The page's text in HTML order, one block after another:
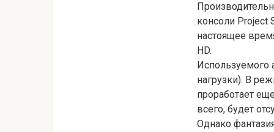
консоли Project
настоящее
HD.
Используемого
нагрузки). В
проработает
всего, будет
Однако